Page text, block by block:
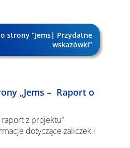
strony “Jems| Przydatne
wskazówki”
„Jems – Raport o
raport z projektu”
dotyczące zaliczek i